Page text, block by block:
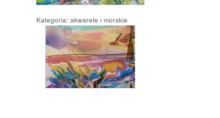
Kategoria: akwarele i morskie